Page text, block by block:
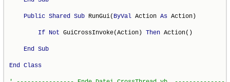
Public Shared Sub RunGui( ByVal Action As Action)
If Not GuiCrossInvoke(Action) Then Action()
End Sub
End Class